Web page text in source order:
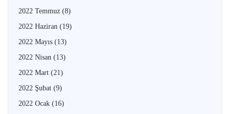
2022 Temmuz (8)
2022 Haziran (19)
2022 Mayıs (13)
2022 Nisan (13)
2022 Mart (21)
2022 Şubat (9)
2022 Ocak (16)